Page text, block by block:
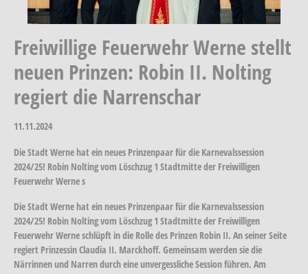
Freiwillige Feuerwehr Werne stellt
neuen Prinzen: Robin II. Nolting
regiert die Narrenschar
11.11.2024
Die Stadt Werne hat ein neues Prinzenpaar für die Karnevalssession
2024/25! Robin Nolting vom Löschzug 1 Stadtmitte der Freiwilligen
Feuerwehr Werne s
Die Stadt Werne hat ein neues Prinzenpaar für die Karnevalssession
2024/25! Robin Nolting vom Löschzug 1 Stadtmitte der Freiwilligen
Feuerwehr Werne schlüpft in die Rolle des Prinzen Robin II. An seiner Seite
regiert Prinzessin Claudia II. Marckhoff. Gemeinsam werden sie die
Närrinnen und Narren durch eine unvergessliche Session führen. Am